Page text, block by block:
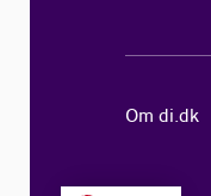
Om di.dk